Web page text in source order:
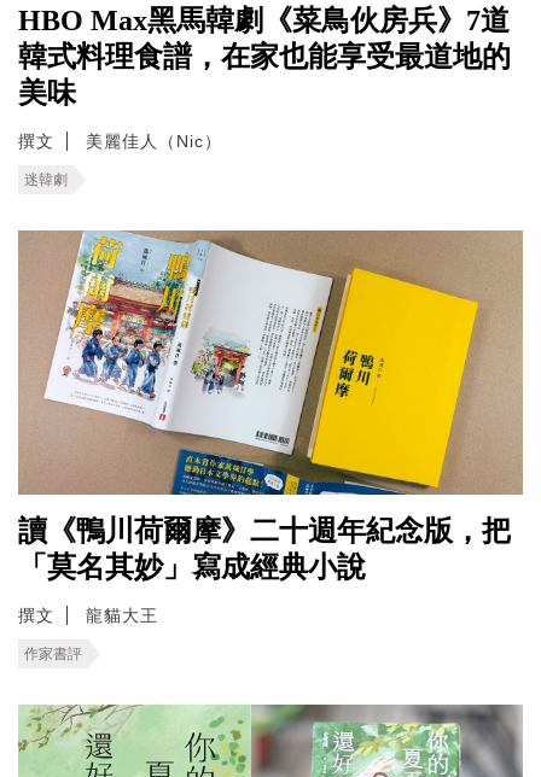
HBO Max黑馬韓劇《菜鳥伙房兵》7道
韓式料理食譜，在家也能享受最道地的
美味
撰文 美麗佳人（Nic）
迷韓劇
讀《鴨川荷爾摩》二十週年紀念版，把
「莫名其妙」寫成經典小說
撰文 龍貓大王
作家書評